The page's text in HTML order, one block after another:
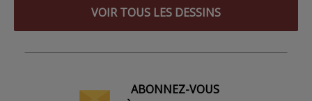
VOIR TOUS LES DESSINS
ABONNEZ-VOUS